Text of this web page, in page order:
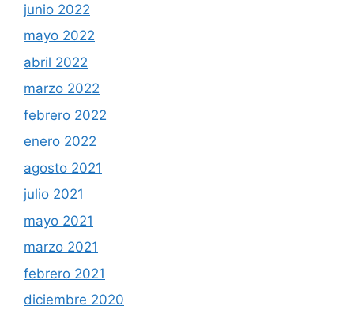
junio 2022
mayo 2022
abril 2022
marzo 2022
febrero 2022
enero 2022
agosto 2021
julio 2021
mayo 2021
marzo 2021
febrero 2021
diciembre 2020